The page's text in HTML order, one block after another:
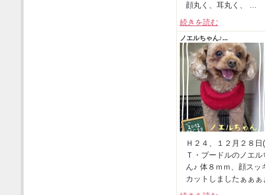
顔丸く、耳丸く、 ...
続きを読む
ノエルちゃん♪...
Ｈ２４、１２月２８日
Ｔ・プードルのノエル
ん♪ 体８ｍｍ、顔スッ
カットしましたぁぁぁ